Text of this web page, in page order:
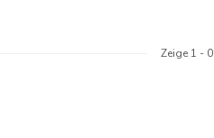
Zeige 1 - 0